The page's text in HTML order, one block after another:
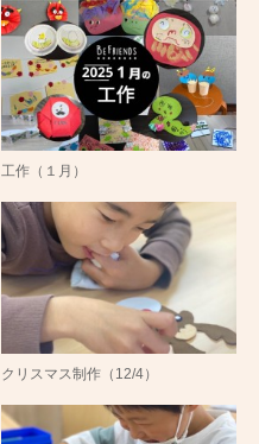
工作（１月）
クリスマス制作（12/4）